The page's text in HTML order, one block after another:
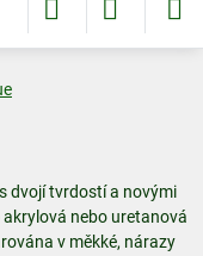
dvojí tvrdostí a novými
nebo uretanová
v měkké, nárazy